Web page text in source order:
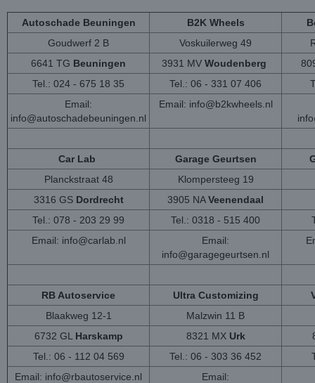
Autoschade Beuningen B2K Wheels
Goudwerf 2 B
Voskuilerweg 49
6641 TG Beuningen 3931 MV Woudenberg
Tel.: 024 - 675 18 35
Tel.: 06 - 331 07 406
Email:
info@autoschadebeuningen.nl
Email: info@b2kwheels.nl
Car Lab Garage Geurtsen
Planckstraat 48
Klompersteeg 19
3316 GS Dordrecht 3905 NAVeenendaal
Tel.: 078 - 203 29 99
Tel.: 0318 - 515 400
Email: info@carlab.nl
Email:
info@garagegeurtsen.nl
RB Autoservice Ultra Customizing
Blaakweg 12-1
Malzwin 11 B
6732 GL Harskamp 8321 MX Urk
Tel.: 06 - 112 04 569
Tel.: 06 - 303 36 452
Email: info@rbautoservice.nl
Email: